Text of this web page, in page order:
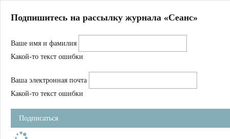
Магазин
Журнал
Школа
Устав
Фильмы
Имена
Тэги
Подпишитесь на рассылку журнала «Сеанс»
Ваше имя и фамилия
Какой-то текст ошибки
Ваша электронная почта
Какой-то текст ошибки
Подписаться